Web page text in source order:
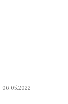
06.05.2022